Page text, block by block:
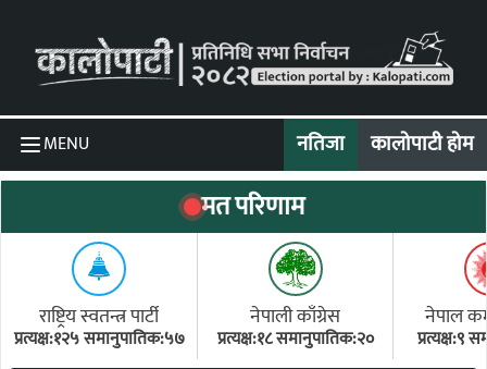
MENU नतिजा कालोपाटी होम
मत परिणाम
राष्ट्रिय स्वतन्त्र पार्टी
प्रत्यक्ष:१२५ समानुपातिक:५७
नेपाली काँग्रेस
प्रत्यक्ष:१८ समानुपातिक:२०
नेपाल
प्रत्यक्ष:९